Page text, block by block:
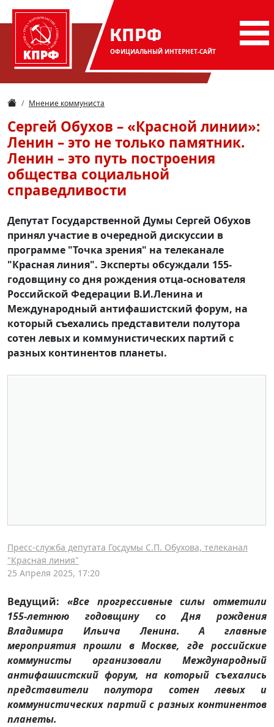
КПРФ
ОФИЦИАЛЬНЫЙ ИНТЕРНЕТ-САЙТ
Мнение коммуниста
Сергей Обухов – «Красной линии»:
Ленин – это не только памятник.
Ленин – это путь построения
общества социальной
справедливости
Депутат Государственной Думы Сергей Обухов
принял участие в очередной дискуссии в
программе "Точка зрения" на телеканале
"Красная линия". Эксперты обсуждали 155-
годовщину со дня рождения отца-основателя
Российской Федерации В.И.Ленина и
Международный антифашистский форум, на
который съехались представители полутора
сотен левых и коммунистических партий с
разных континентов планеты.
Пресс-служба депутата Госдумы С.П. Обухова, телеканал
"Красная линия"
25 Апреля 2025, 17:20
Ведущий:
«Все прогрессивные силы отметили
155-летнюю годовщину со Дня рождения
Владимира Ильича Ленина. А главные
мероприятия прошли в Москве, где российские
коммунисты организовали Международный
антифашистский форум, на который съехались
представители полутора сотен левых и
коммунистических партий с разных континентов
планеты.